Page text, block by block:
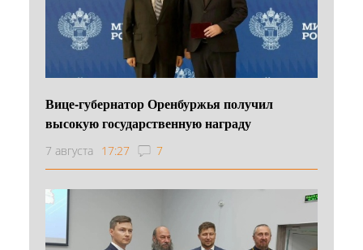
Вице-губернатор Оренбуржья получил
высокую государственную награду
7 августа 17:27 7